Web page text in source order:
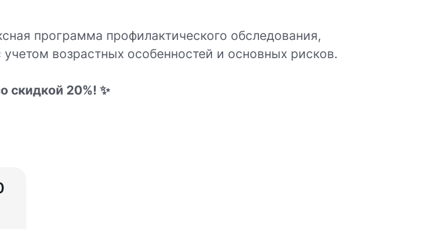
программа профилактического обследования,
возрастных особенностей и основных рисков.
скидкой 20%! ✨